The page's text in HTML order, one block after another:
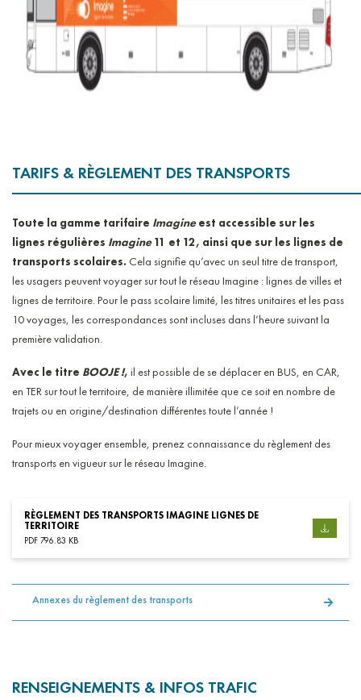
TARIFS & RÈGLEMENT DES TRANSPORTS
Toute la gamme tarifaire Imagineest accessible sur les
lignes régulières Imagine11 et 12, ainsi que sur les lignes de
transports scolaires. Cela signifie qu’avec un seul titre de transport,
les usagers peuvent voyager sur tout le réseau Imagine : lignes de villes et
lignes de territoire. Pour le pass scolaire limité, les titres unitaires et les pass
10 voyages, les correspondances sont incluses dans l’heure suivant la
première validation.
Avec le titre BOOJE !, il est possible de se déplacer en BUS, en CAR,
en TER sur tout le territoire, de manière illimitée que ce soit en nombre de
trajets ou en origine/destination différentes toute l’année !
Pour mieux voyager ensemble, prenez connaissance du règlement des
transports en vigueur sur le réseau Imagine.
RÈGLEMENT DES TRANSPORTS IMAGINE LIGNES DE
TERRITOIRE
PDF 796.83 KB
Annexes du règlement des transports
RENSEIGNEMENTS & INFOS TRAFIC